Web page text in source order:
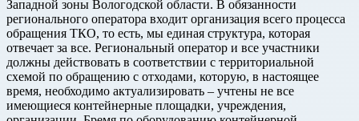
Западной зоны Вологодской области. В обязанности
регионального оператора входит организация всего процесса
обращения ТКО, то есть, мы единая структура, которая
отвечает за все. Региональный оператор и все участники
должны действовать в соответствии с территориальной
схемой по обращению с отходами, которую, в настоящее
время, необходимо актуализировать – учтены не все
имеющиеся контейнерные площадки, учреждения,